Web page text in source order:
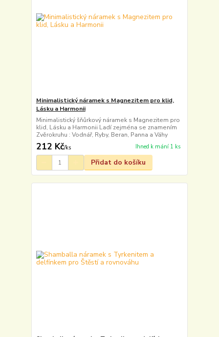
Minimalistický náramek s Magnezitem pro klid,
Lásku a Harmonii
Minimalistický šňůrkový náramek s Magnezitem pro
klid, Lásku a Harmonii Ladí zejména se znamením
Zvěrokruhu : Vodnář, Ryby, Beran, Panna a Váhy
212 Kč/ks Ihned k mání 1 ks
Přidat do košíku